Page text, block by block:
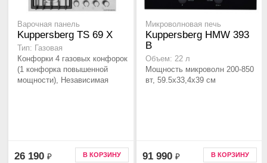
Варочная панель
Kuppersberg TS 69 X
Тип: Газовая
Конфорки 4 газовых конфорок
(1 конфорка повышенной
мощности), Независимая
26 190 ₽ В КОРЗИНУ
Микроволновая печь
Kuppersberg HMW 393
B
Объем: 22 л
Мощность микроволн 200-850
вт, 59.5x33,4x39 см
91 990 ₽ В КОРЗИНУ